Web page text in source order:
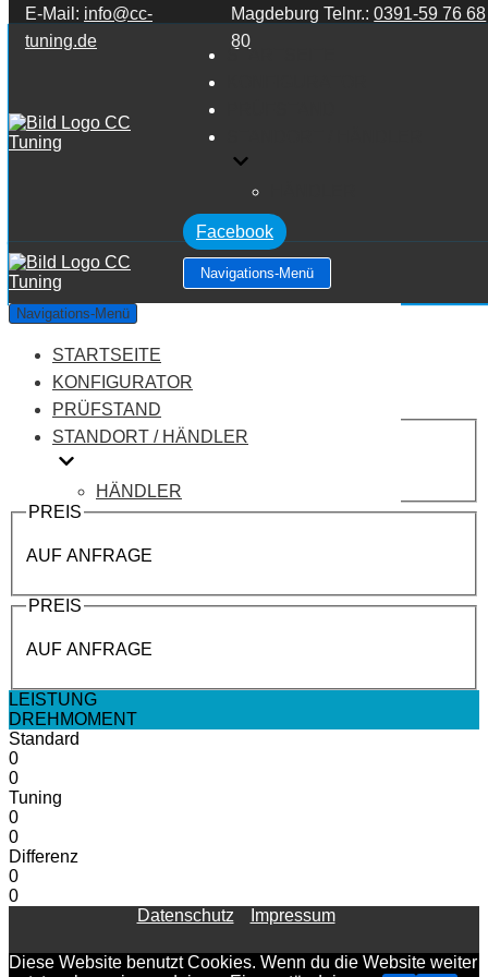
Zum Inhalt springen
E-Mail: info@cc-
tuning.de
Magdeburg Telnr.:0391-59 76 68
80
STARTSEITE
Facebook
Navigations-Menü
Navigations-Menü
STARTSEITE
KONFIGURATOR
PRÜFSTAND
STANDORT / HÄNDLER
HÄNDLER
Iveco Eurostar E47 470HP
Leistung:470 PS
Drehmoment: 2200 NM
Motortyp:Diesel
PREIS
AUF ANFRAGE
PREIS
AUF ANFRAGE
PREIS
AUF ANFRAGE
LEISTUNG
DREHMOMENT
Standard
0
0
Tuning
0
0
Differenz
0
0
Datenschutz
Impressum
Diese Website benutzt Cookies. Wenn du die Website weiter